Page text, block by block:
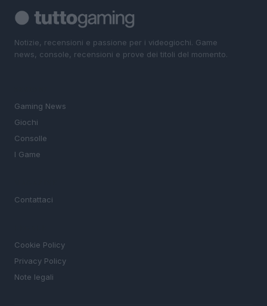
Notizie, recensioni e passione per i videogiochi. Game
news, console, recensioni e prove dei titoli del momento.
Gaming News
Giochi
Consolle
I Game
Contattaci
Cookie Policy
Privacy Policy
Note legali